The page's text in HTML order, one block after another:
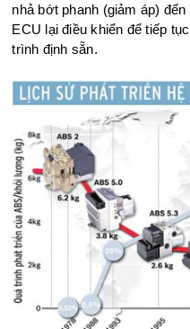
nhả bớt phanh (giảm áp)
ECU lại điều khiển để tiếp
trình định sẵn.